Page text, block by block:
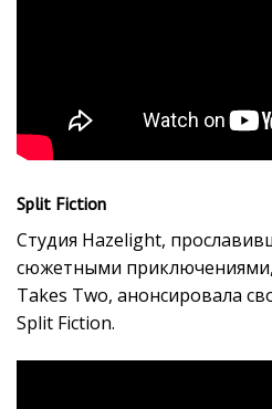
Split Fiction
Студия Hazelight,
сюжетными
Takes Two, анонсировала
Split Fiction.